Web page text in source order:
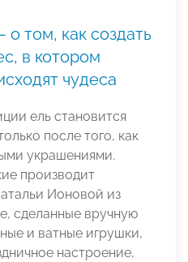
том, как создать
в котором
чудеса
ель становится
после того, как
украшениями.
производит
Ионовой из
сделанные вручную
и ватные игрушки,
настроение,